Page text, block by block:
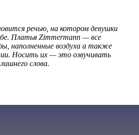
речью, на котором девушки
Платья Zimmermann — все
наполненные воздуха а также
Носить их — это озвучивать
слова.